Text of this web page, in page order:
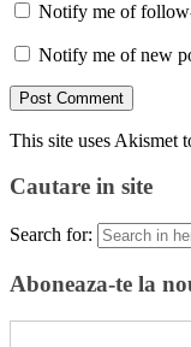
Notify me of
Notify me of new
This site uses Akismet
Cautare in site
Search for:
Aboneaza-te la